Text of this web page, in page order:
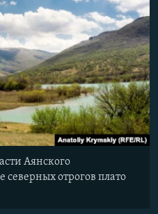
Аянского
отрогов плато